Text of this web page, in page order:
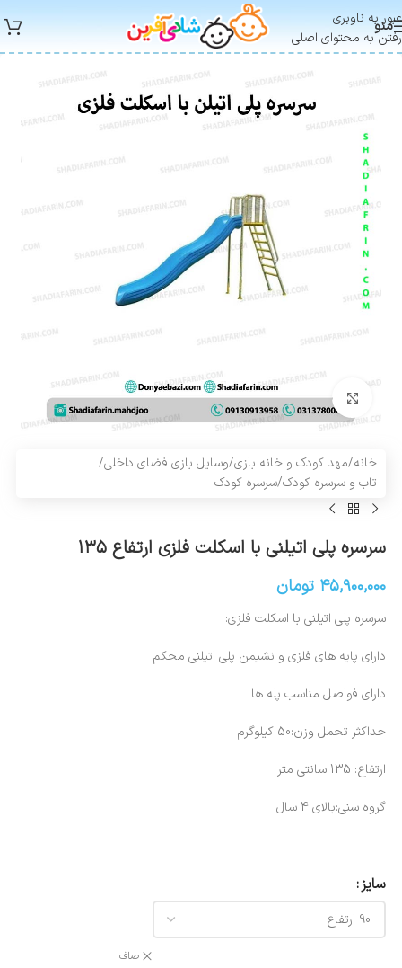
عبور به ناوبری
رفتن به محتوای اصلی
منو
بزرگنمایی تصویر
خانه/مهد کودک و خانه بازی/وسایل بازی فضای داخلی/
تاب و سرسره کودک/سرسره کودک
سرسره پلی اتیلنی با اسکلت فلزی ارتفاع ۱۳۵
۴۵,۹۰۰,۰۰۰ تومان
سرسره پلی اتیلنی با اسکلت فلزی:
دارای پایه های فلزی و نشیمن پلی اتیلنی محکم
دارای فواصل مناسب پله ها
حداکثر تحمل وزن:50 کیلوگرم
ارتفاع: 135 سانتی متر
گروه سنی:بالای 4 سال
سایز
صاف